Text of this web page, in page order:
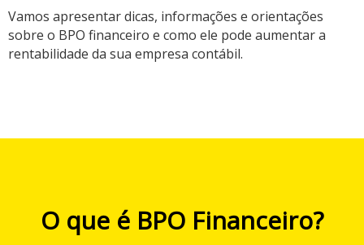
Vamos apresentar dicas, informações e orientações
sobre o BPO financeiro e como ele pode aumentar a
rentabilidade da sua empresa contábil.
O que é BPO Financeiro?